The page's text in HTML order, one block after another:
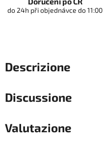
do 24h při objednávce do 11:00
Descrizione
Discussione
Valutazione